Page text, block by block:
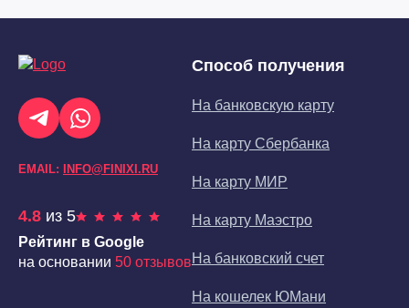
EMAIL: INFO@FINIXI.RU
4.8 из 5
Рейтинг в Google
на основании 50 отзывов
Способ получения
На банковскую карту
На карту Сбербанка
На карту МИР
На карту Маэстро
На банковский счет
На кошелек ЮМани